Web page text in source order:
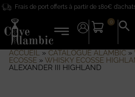
Frais de port offerts à partir de 180€
0
for:
ACCUEIL» CATALOGUE ALAMBIC»
ECOSSE» WHISKY ECOSSE
ALEXANDER III HIGHLAND